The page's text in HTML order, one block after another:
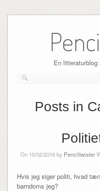
En
Posts in
On 15/02/2016 by Penciltwister
Hvis jeg siger politi, hvad
barndoms jeg?